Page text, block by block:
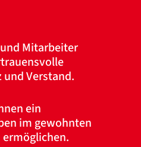
Mitarbeiter
Verstand.
ein
im gewohnten